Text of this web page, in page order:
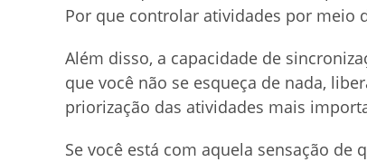
Por que controlar atividades por meio
Além disso, a capacidade de
que você não se esqueça de nada,
priorização das atividades mais
Se você está com aquela sensação